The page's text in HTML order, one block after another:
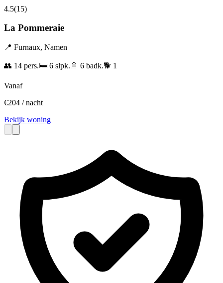
4.5(15)
La Pommeraie
📍 Furnaux, Namen
👥 14 pers.🛏️ 6 slpk. 🚿 6 badk.🐕 1
Vanaf
€204 / nacht
Bekijk woning